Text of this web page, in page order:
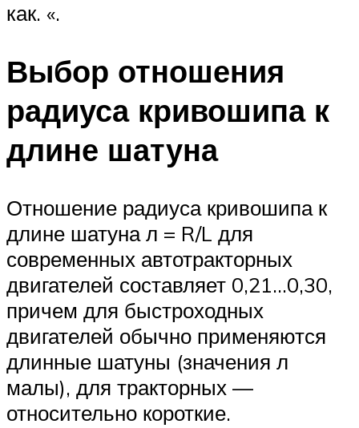
как. «.
Выбор отношения
радиуса кривошипа к
длине шатуна
Отношение радиуса кривошипа к
длине шатуна л = R/L для
современных автотракторных
двигателей составляет 0,21…0,30,
причем для быстроходных
двигателей обычно применяются
длинные шатуны (значения л
малы), для тракторных —
относительно короткие.